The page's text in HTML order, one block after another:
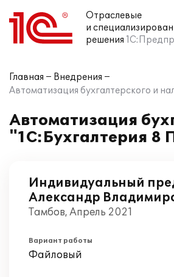
Отраслевые
и
решения
Главная
Внедрения
Автоматизация бухгалтерского и
Автоматизация
"1С:Бухгалтерия
Индивидуальный
Александр
Тамбов, Апрель 2021
Вариант работы
Файловый